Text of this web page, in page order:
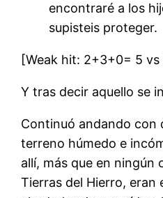
encontraré a los
supisteis proteger.
[Weak hit: 2+3+0= 5 vs
Y tras decir aquello se
Continuó andando con
terreno húmedo e
allí, más que en ningún
Tierras del Hierro, eran